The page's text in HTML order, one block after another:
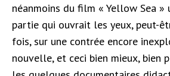
néanmoins du film « Yellow Sea »
partie qui ouvrait les yeux, peut-
fois, sur une contrée encore
nouvelle, et ceci bien mieux, bien